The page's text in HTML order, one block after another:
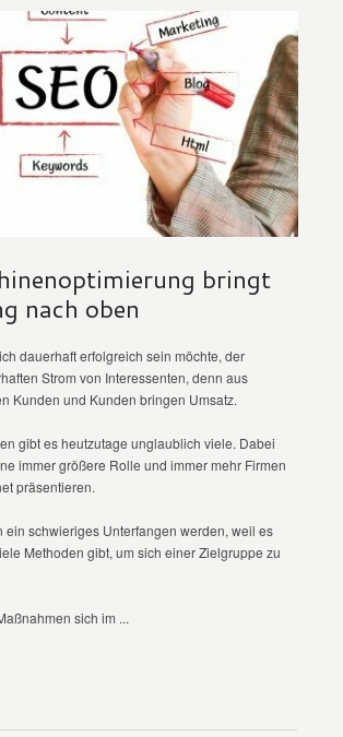
bringt
nach oben
dauerhaft erfolgreich sein möchte, der
Strom von Interessenten, denn aus
Kunden und Kunden bringen Umsatz.
gibt es heutzutage unglaublich viele. Dabei
immer größere Rolle und immer mehr Firmen
präsentieren.
ein schwieriges Unterfangen werden, weil es
Methoden gibt, um sich einer Zielgruppe zu
sich im ...